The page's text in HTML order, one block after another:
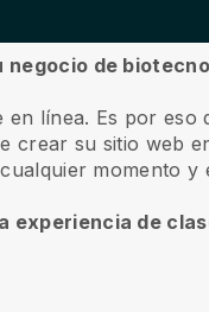
de
en línea. Es por eso
crear su sitio web
momento y
de